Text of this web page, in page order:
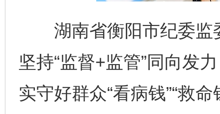
湖南省衡阳市纪委监
坚持“监督+监管”同向发
实守好群众“看病钱”“救